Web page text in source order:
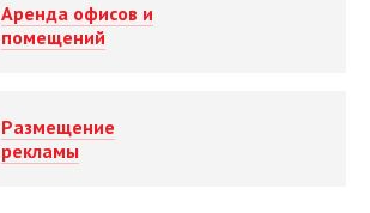
Аренда офисов и
помещений
Размещение
рекламы